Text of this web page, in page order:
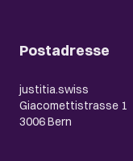
Postadresse
justitia.swiss
Giacomettistrasse 1
3006 Bern